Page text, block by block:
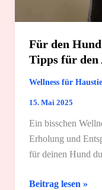
Für den
Tipps für den
Wellness für
15. Mai 2025
Ein bisschen
Erholung und
für deinen Hund
Für
Beitrag lesen »